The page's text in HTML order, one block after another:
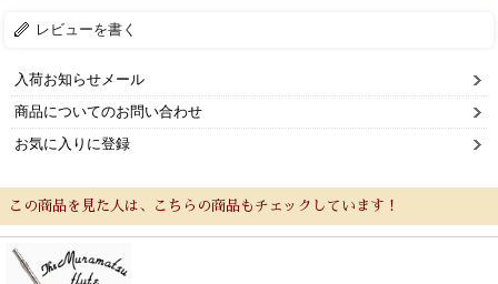
レビューを書く
入荷お知らせメール
商品についてのお問い合わせ
お気に入りに登録
この商品を見た人は、こちらの商品もチェックしています！